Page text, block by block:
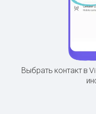
Выбрать контакт в